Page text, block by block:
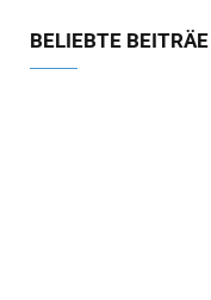
BELIEBTE BEITRÄE